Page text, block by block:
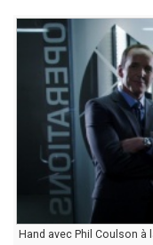
Hand avec Phil Coulson à